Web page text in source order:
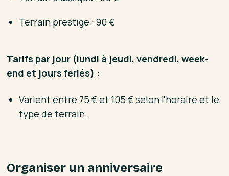
Terrain prestige : 90 €
Tarifs par jour (lundi à jeudi, vendredi, week-
end et jours fériés) :
Varient entre 75 € et 105 € selon l'horaire et le
type de terrain.
Organiser un anniversaire